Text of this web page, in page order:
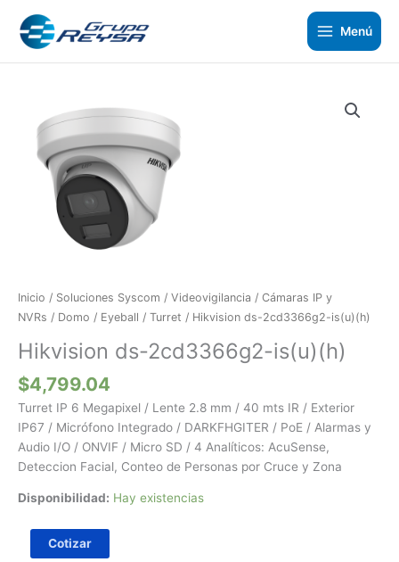
contenido
Menú
Inicio / Soluciones Syscom / Videovigilancia / Cámaras IP y
NVRs / Domo / Eyeball / Turret / Hikvision ds-2cd3366g2-is(u)(h)
Hikvision ds-2cd3366g2-is(u)(h)
$4,799.04
Turret IP 6 Megapixel / Lente 2.8 mm / 40 mts IR / Exterior
IP67 / Micrófono Integrado / DARKFHGITER / PoE / Alarmas y
Audio I/O / ONVIF / Micro SD / 4 Analíticos: AcuSense,
Deteccion Facial, Conteo de Personas por Cruce y Zona
Disponibilidad: Hay existencias
2cd3366g2-
is(u)
cantidad
Cotizar